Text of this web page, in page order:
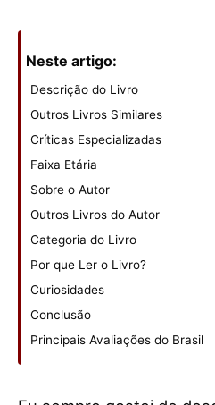
Neste artigo:
Descrição do Livro
Outros Livros Similares
Críticas Especializadas
Faixa Etária
Sobre o Autor
Outros Livros do Autor
Categoria do Livro
Por que Ler o Livro?
Curiosidades
Conclusão
Principais Avaliações do Brasil